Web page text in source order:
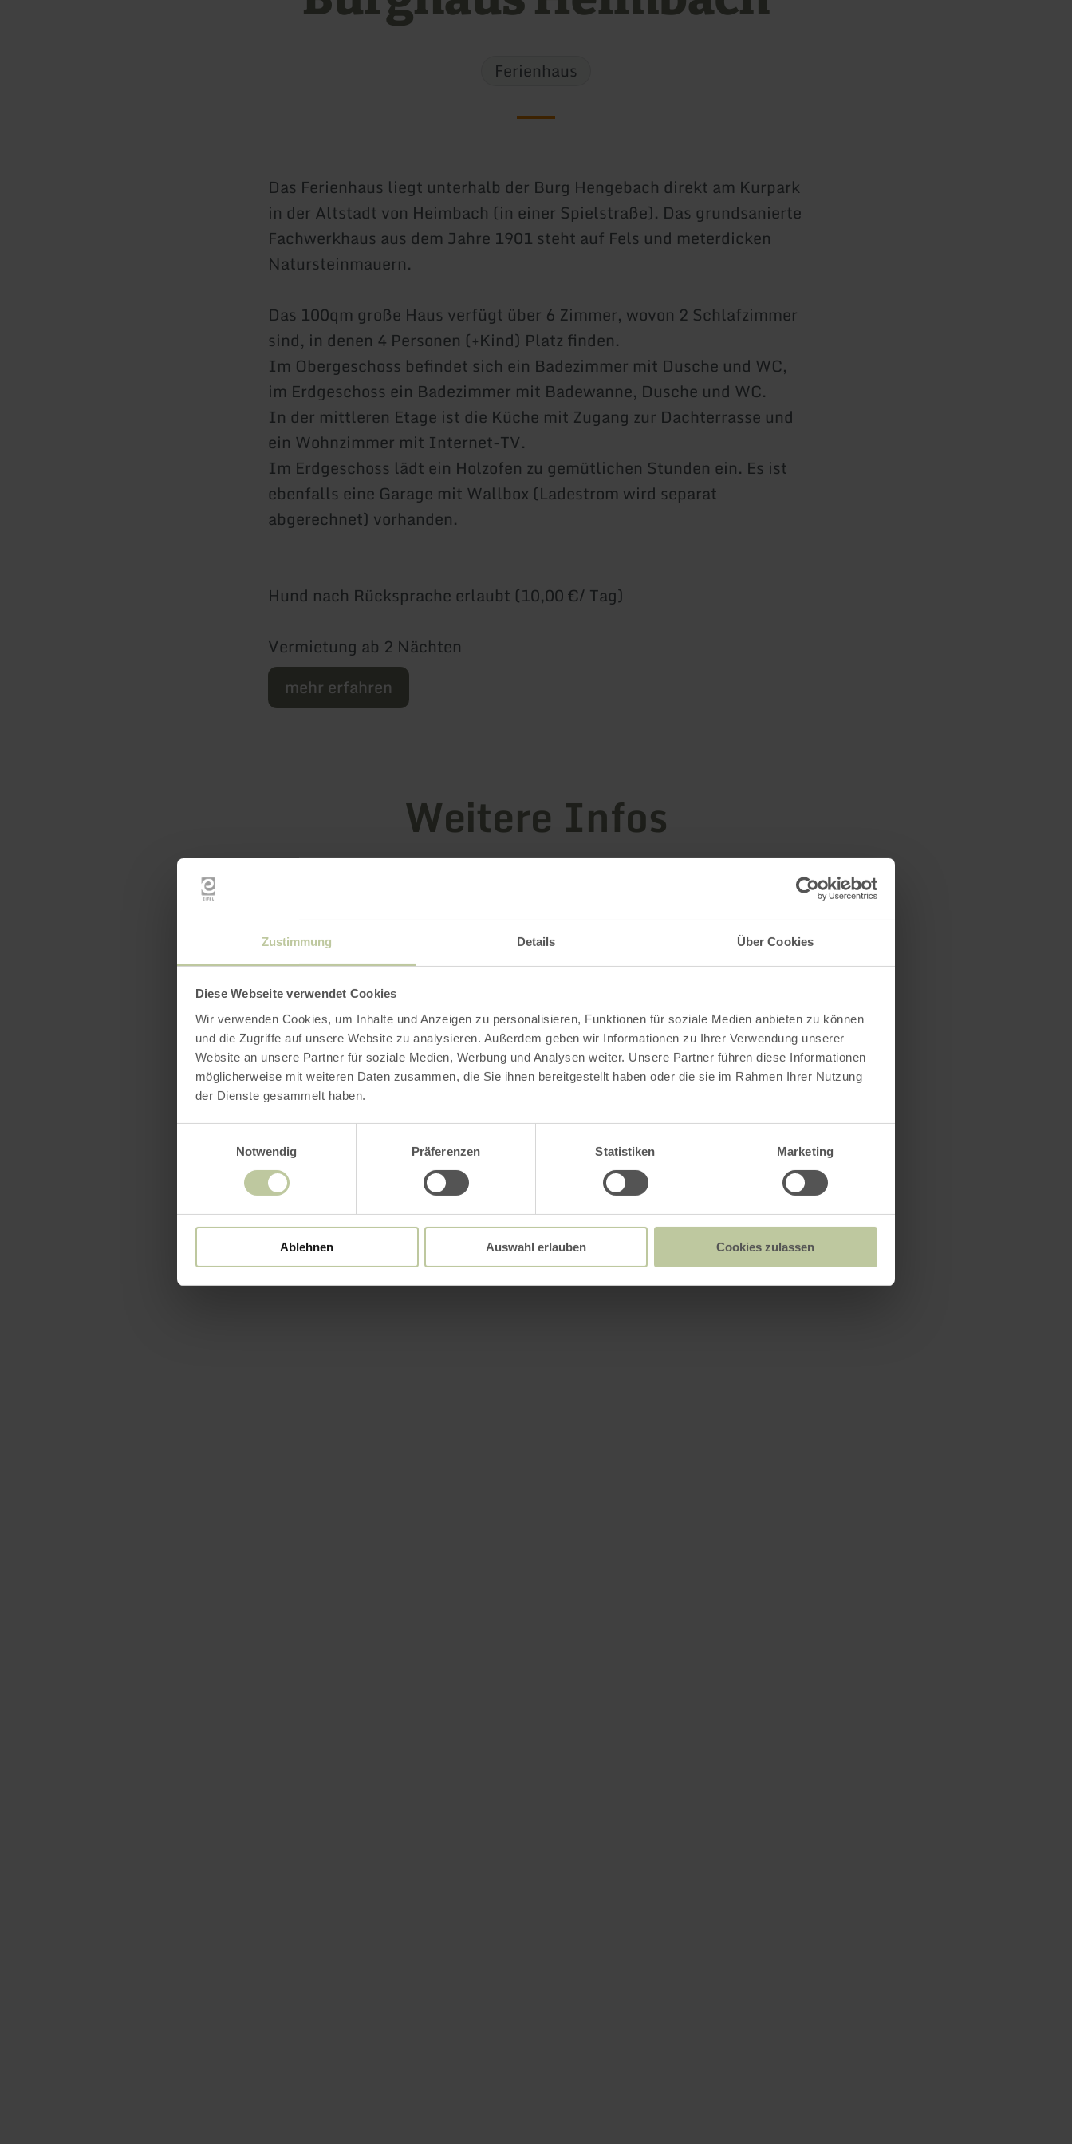
Zustimmung Details Über Cookies
Diese Webseite verwendet Cookies
Wir verwenden Cookies, um Inhalte und Anzeigen zu personalisieren, Funktionen für soziale Medien anbieten zu können
und die Zugriffe auf unsere Website zu analysieren. Außerdem geben wir Informationen zu Ihrer Verwendung unserer
Website an unsere Partner für soziale Medien, Werbung und Analysen weiter. Unsere Partner führen diese Informationen
möglicherweise mit weiteren Daten zusammen, die Sie ihnen bereitgestellt haben oder die sie im Rahmen Ihrer Nutzung
der Dienste gesammelt haben.
Notwendig
Präferenzen Statistiken Marketing
Ablehnen Auswahl erlauben Cookies zulassen
Ferienhaus
Das Ferienhaus liegt unterhalb der Burg Hengebach direkt am Kurpark
in der Altstadt von Heimbach (in einer Spielstraße). Das grundsanierte
Fachwerkhaus aus dem Jahre 1901 steht auf Fels und meterdicken
Natursteinmauern.
Das 100qm große Haus verfügt über 6 Zimmer, wovon 2 Schlafzimmer
sind, in denen 4 Personen (+Kind) Platz finden.
Im Obergeschoss befindet sich ein Badezimmer mit Dusche und WC,
im Erdgeschoss ein Badezimmer mit Badewanne, Dusche und WC.
In der mittleren Etage ist die Küche mit Zugang zur Dachterrasse und
ein Wohnzimmer mit Internet-TV.
Im Erdgeschoss lädt ein Holzofen zu gemütlichen Stunden ein. Es ist
ebenfalls eine Garage mit Wallbox (Ladestrom wird separat
abgerechnet) vorhanden.
Hund nach Rücksprache erlaubt (10,00 €/ Tag)
Vermietung ab 2 Nächten
mehr erfahren
Weitere Infos
Ausstattungsmerkmale